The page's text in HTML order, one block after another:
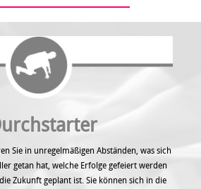
Sie in unregel­mäßigen Abständen, was sich
getan hat, welche Erfolge gefeiert werden
Zukunft geplant ist. Sie können sich in die